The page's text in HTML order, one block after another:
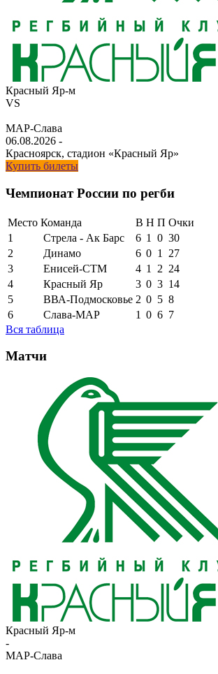
Красный Яр-м
VS
МАР-Слава
06.08.2026 -
Красноярск, стадион «Красный Яр»
Купить билеты
Чемпионат России по регби
Место Команда В Н П Очки
1
Стрела - Ак Барс 6 1 0 30
2
Динамо 6 0 1
27
3
Енисей-СТМ 4 1 2 24
4
Красный Яр 3 0 3 14
5
ВВА-Подмосковье 2 0 5 8
6
Слава-МАР 1 0 6 7
Вся таблица
Матчи
Красный Яр-м
-
МАР-Слава